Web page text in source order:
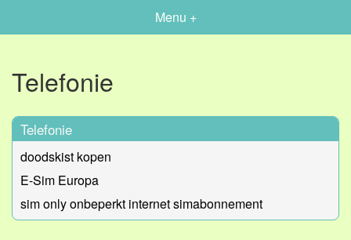
Menu +
Telefonie
Telefonie
doodskist kopen
E-Sim Europa
sim only onbeperkt internet simabonnement